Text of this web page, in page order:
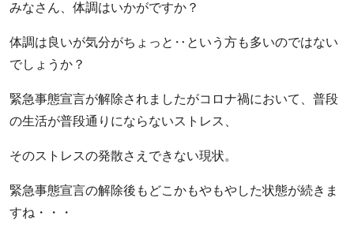
みなさん、体調はいかがですか？
体調は良いが気分がちょっと‥という方も多いのではない
でしょうか？
緊急事態宣言が解除されましたがコロナ禍において、普段
の生活が普段通りにならないストレス、
そのストレスの発散さえできない現状。
緊急事態宣言の解除後もどこかもやもやした状態が続きま
すね・・・